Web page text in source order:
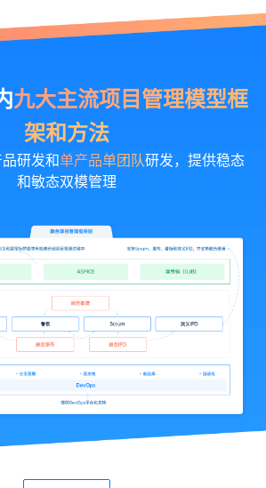
九大主流项目管理模型框
架和方法
研发和单产品单团队研发，提供稳态
和敏态双模管理